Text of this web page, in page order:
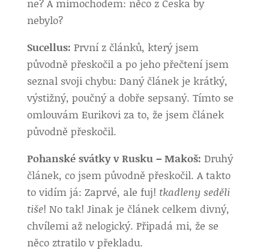
ne? A mimochodem: něco z Česka by
nebylo?
Sucellus: První z článků, který jsem
původně přeskočil a po jeho přečtení jsem
seznal svoji chybu: Daný článek je krátký,
výstižný, poučný a dobře sepsaný. Tímto se
omlouvám Eurikovi za to, že jsem článek
původně přeskočil.
Pohanské svátky v Rusku – Makoš: Druhý
článek, co jsem původně přeskočil. A takto
to vidím já: Zaprvé, ale fuj! tkadleny seděli
tiše! No tak! Jinak je článek celkem divný,
chvílemi až nelogický. Připadá mi, že se
něco ztratilo v překladu.